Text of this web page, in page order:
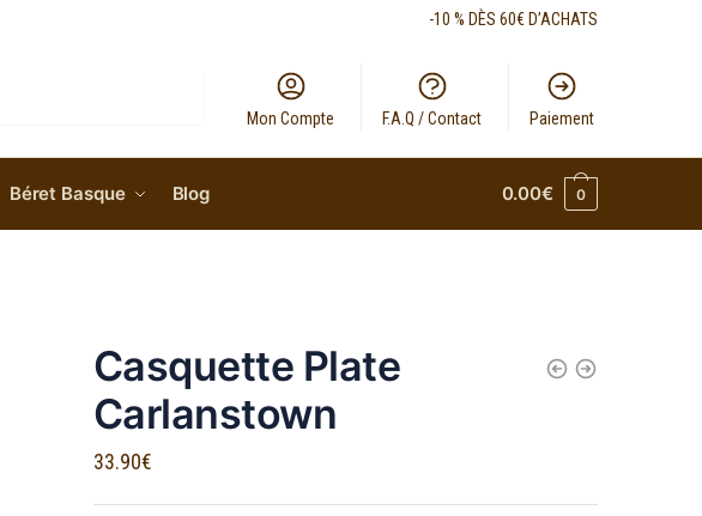
-10 % DÈS 60€ D’ACHATS
Mon Compte F.A.Q / Contact Paiement
Béret Basque Blog 0.00€ 0
Casquette Plate
Carlanstown
33.90€